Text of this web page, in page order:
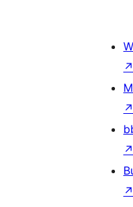
↗
↗
↗
↗